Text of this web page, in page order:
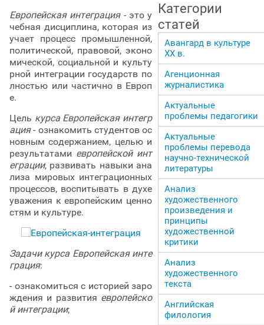
Европейская интеграция- это у
чебная дисциплина, которая из
учает процесс промышленной,
политической, правовой, эконо
мической, социальной и культу
рной интеграции государств по
лностью или частично в Европ
е.
Цель курса Европейская интегр
ация- ознакомить студентов ос
новным содержанием, целью и
результатами европейской инт
еграции, развивать навыки ана
лиза мировых интеграционных
процессов, воспитывать в духе
уважения к европейским ценно
стям и культуре.
Задачи курса Европейская инте
грация:
- ознакомиться с историей заро
ждения и развития европейско
й интеграции;
Категории
статей
Авангард в культуре
ХХ в.
Агенционная
журналистика
Актуальные
проблемы педагогики
Актуальные
проблемы перевода
научно-технической
литературы
Анализ
художественного
произведения и
принципы
художественной
критики
Анализ
художественного
текста
Английская
филология